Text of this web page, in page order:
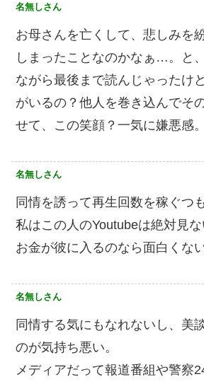
名無しさん
お母さんを亡くして、悲しみを
しまったことなのかなぁ…。と
ながら最後まで読んじゃったけ
がいるの？他人を巻き込んでそ
せて、この笑顔？一気に嫌悪感。
名無しさん
同情を誘って再生回数を稼ぐつ
私はこの人のYoutubeは絶対見
お金が彼に入るのなら面白くな
名無しさん
同情する気にもなれないし、美
のが気持ち悪い。
メディアだって報道番組や警察